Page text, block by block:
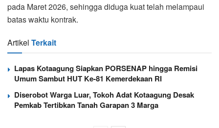
pada Maret 2026, sehingga diduga kuat telah melampaui
batas waktu kontrak.
Artikel Terkait
Lapas Kotaagung Siapkan PORSENAP hingga Remisi
Umum Sambut HUT Ke-81 Kemerdekaan RI
Diserobot Warga Luar, Tokoh Adat Kotaagung Desak
Pemkab Tertibkan Tanah Garapan 3 Marga